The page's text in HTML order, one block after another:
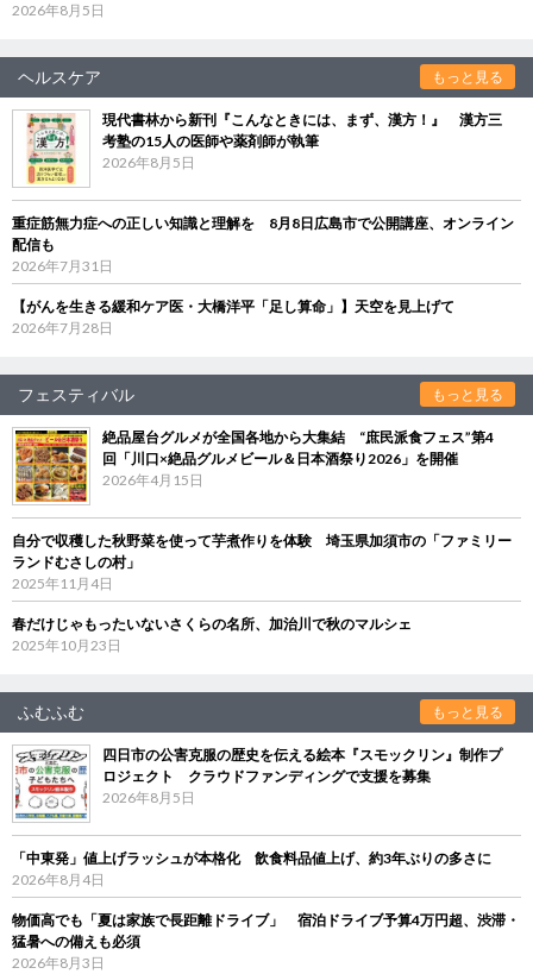
2026年8月5日
ヘルスケア もっと見る
現代書林から新刊『こんなときには、まず、漢方！』 漢方三
考塾の15人の医師や薬剤師が執筆
2026年8月5日
重症筋無力症への正しい知識と理解を 8月8日広島市で公開講座、オンライン
配信も
2026年7月31日
【がんを生きる緩和ケア医・大橋洋平「足し算命」】天空を見上げて
2026年7月28日
フェスティバル もっと見る
絶品屋台グルメが全国各地から大集結 “庶民派食フェス”第4
回「川口×絶品グルメビール＆日本酒祭り2026」を開催
2026年4月15日
自分で収穫した秋野菜を使って芋煮作りを体験 埼玉県加須市の「ファミリー
ランドむさしの村」
2025年11月4日
春だけじゃもったいないさくらの名所、加治川で秋のマルシェ
2025年10月23日
ふむふむ もっと見る
四日市の公害克服の歴史を伝える絵本『スモックリン』制作プ
ロジェクト クラウドファンディングで支援を募集
2026年8月5日
「中東発」値上げラッシュが本格化 飲食料品値上げ、約3年ぶりの多さに
2026年8月4日
物価高でも「夏は家族で長距離ドライブ」 宿泊ドライブ予算4万円超、渋滞・
猛暑への備えも必須
2026年8月3日